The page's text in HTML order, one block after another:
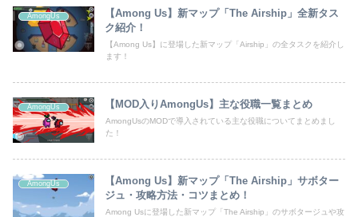
AmongUs
【Among Us】新マップ「The Airship」全新タス
ク紹介！
【Among Us】に登場した新マップ「Airship」の全タスクを紹介し
ます！
AmongUs 【MOD入りAmongUs】主な役職一覧まとめ
AmongUsのMODで導入されている主な役職についてまとめまし
た！
AmongUs
【Among Us】新マップ「The Airship」サボター
ジュ・攻略方法・コツまとめ！
Among Usに登場した新マップ「The Airship」のサボタージュや攻